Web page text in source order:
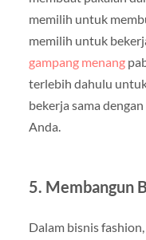
memilih untuk
memilih untuk
gampang menang
terlebih dahulu
bekerja sama
Anda.
5. Membangun
Dalam bisnis